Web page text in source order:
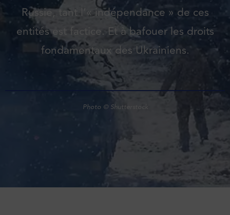
Russie, tant l’« indépendance » de ces
entités est factice. Et à bafouer les droits
fondamentaux des Ukrainiens.
Photo © Shutterstock